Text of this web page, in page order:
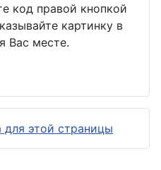
код правой кнопкой
картинку в
Вас месте.
для этой страницы